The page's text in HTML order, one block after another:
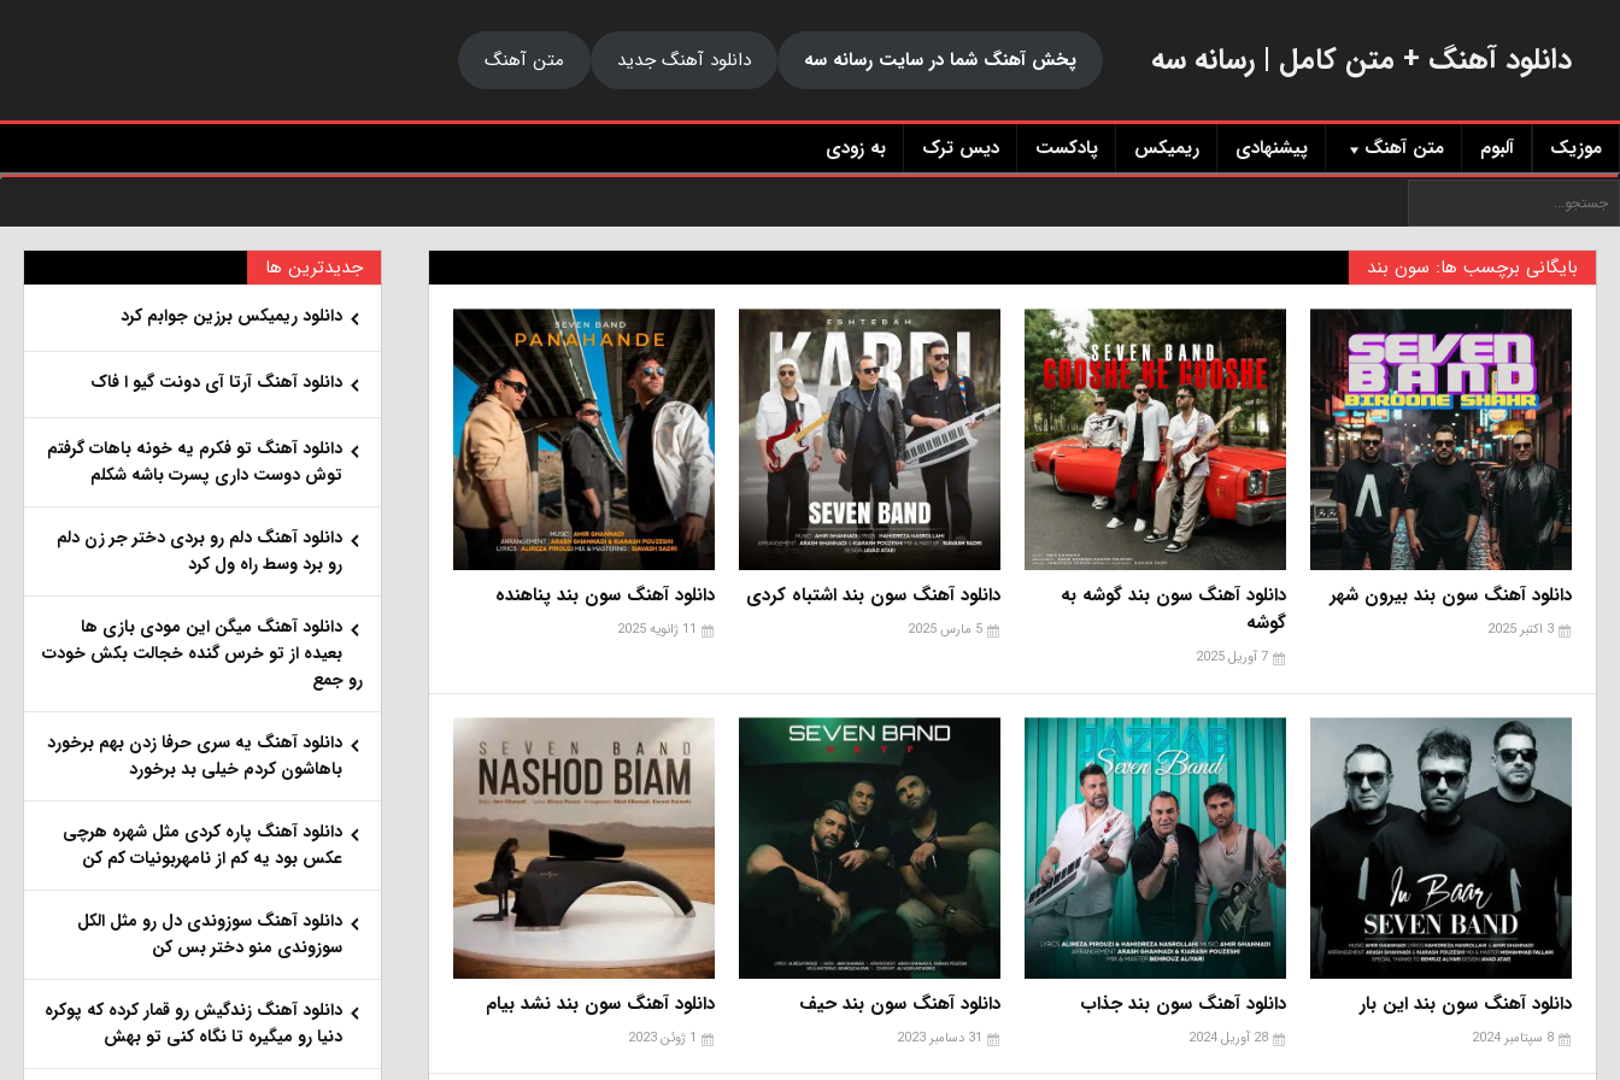
دانلود آهنگ + متن کامل | رسانه سه پخش آهنگ شما در سایت رسانه سه دانلود آهنگ جدید متن آهنگ
موزیک آلبوم متن آهنگ پیشنهادی ریمیکس پادکست دیس ترک به زودی
بایگانی برچسب ها: سون بند
دانلود آهنگ سون بند بیرون شهر
3 اکتبر 2025
دانلود آهنگ سون بند گوشه به
گوشه
7 آوریل 2025
دانلود آهنگ سون بند اشتباه کردی
5 مارس 2025
دانلود آهنگ سون بند پناهنده
11 ژانویه 2025
دانلود آهنگ سون بند این بار
8 سپتامبر 2024
دانلود آهنگ سون بند جذاب
28 آوریل 2024
دانلود آهنگ سون بند حیف
31 دسامبر 2023
دانلود آهنگ سون بند نشد بیام
1 ژوئن 2023
جدیدترین ها
دانلود ریمیکس برزین جوابم کرد
دانلود آهنگ آرتا آی دونت گیو ا فاک
دانلود آهنگ تو فکرم یه خونه باهات گرفتم
توش دوست داری پسرت باشه شکلم
دانلود آهنگ دلم رو بردی دختر جر زن دلم
رو برد وسط راه ول کرد
دانلود آهنگ میگن این مودی بازی ها
بعیده از تو خرس گنده خجالت بکش خودت
رو جمع
دانلود آهنگ یه سری حرفا زدن بهم برخورد
باهاشون کردم خیلی بد برخورد
دانلود آهنگ پاره کردی مثل شهره هرچی
عکس بود یه کم از نامهربونیات کم کن
دانلود آهنگ سوزوندی دل رو مثل الکل
سوزوندی منو دختر بس کن
دانلود آهنگ زندگیش رو قمار کرده که پوکره
دنیا رو میگیره تا نگاه کنی تو بهش